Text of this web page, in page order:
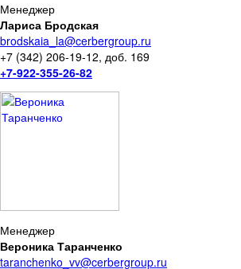
Менеджер
Лариса Бродская
brodskaia_la@cerbergroup.ru
+7 (342) 206-19-12, доб. 169
+7-922-355-26-82
Менеджер
Вероника Таранченко
taranchenko_vv@cerbergroup.ru